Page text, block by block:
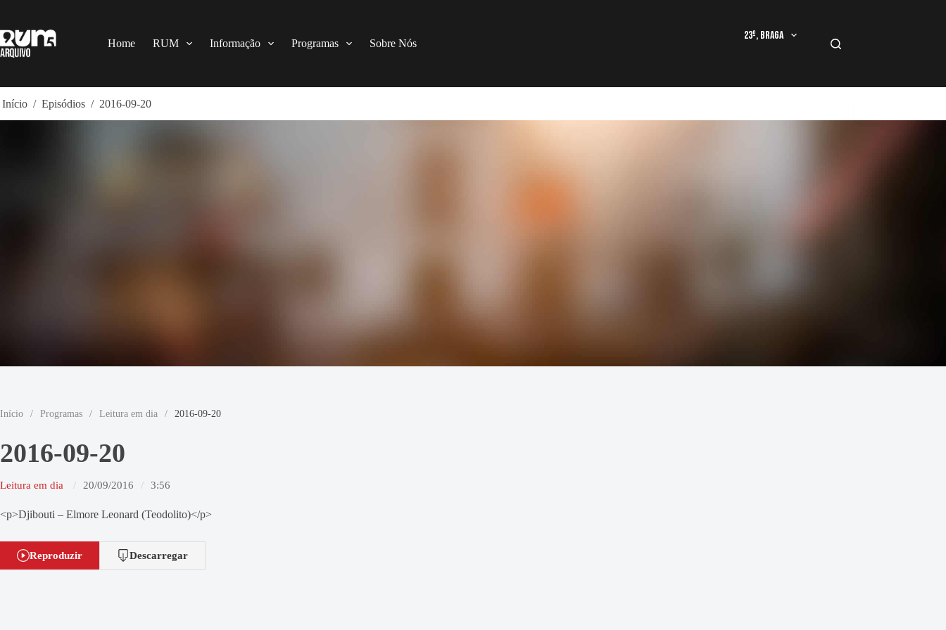
o
conteúdo
Home RUM Informação Programas Sobre Nós
23º, Braga
Início / Episódios / 2016-09-20
Início / Programas / Leitura em dia / 2016-09-20
2016-09-20
Leitura em dia 20/09/2016 3:56
<p>Djibouti – Elmore Leonard (Teodolito)</p>
Reproduzir Descarregar